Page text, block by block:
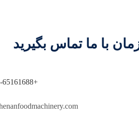
با ما تماس بگیرید
+86-0371-65161688